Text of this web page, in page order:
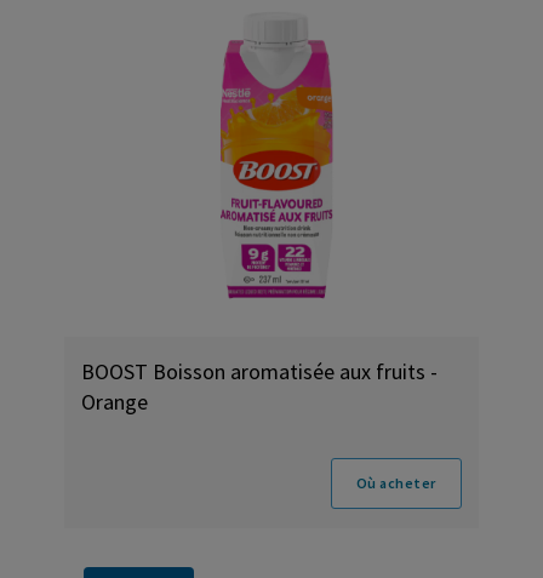
BOOST Boisson aromatisée aux fruits -
Orange
Où acheter